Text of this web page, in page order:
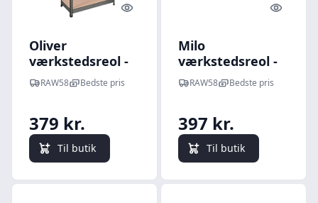
Quick look
Oliver
værkstedsreol -
Sort/MDF plader
RAW58 Bedste pris
379 kr.
Til butik
Quick
Milo
værkstedsreol -
Sort/lyst træ
RAW58 Bedste pris
397 kr.
Til butik